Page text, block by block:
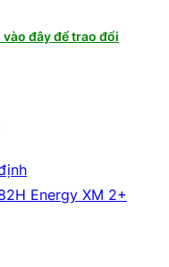
đây để trao đổi
Energy XM 2+